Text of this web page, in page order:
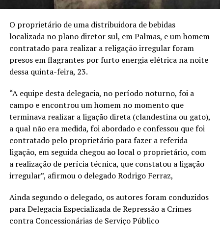
O proprietário de uma distribuidora de bebidas
localizada no plano diretor sul, em Palmas, e um homem
contratado para realizar a religação irregular foram
presos em flagrantes por furto energia elétrica na noite
dessa quinta-feira, 23.
“A equipe desta delegacia, no período noturno, foi a
campo e encontrou um homem no momento que
terminava realizar a ligação direta (clandestina ou gato),
a qual não era medida, foi abordado e confessou que foi
contratado pelo proprietário para fazer a referida
ligação, em seguida chegou ao local o proprietário, com
a realização de perícia técnica, que constatou a ligação
irregular”, afirmou o delegado Rodrigo Ferraz,
Ainda segundo o delegado, os autores foram conduzidos
para Delegacia Especializada de Repressão a Crimes
contra Concessionárias de Serviço Público